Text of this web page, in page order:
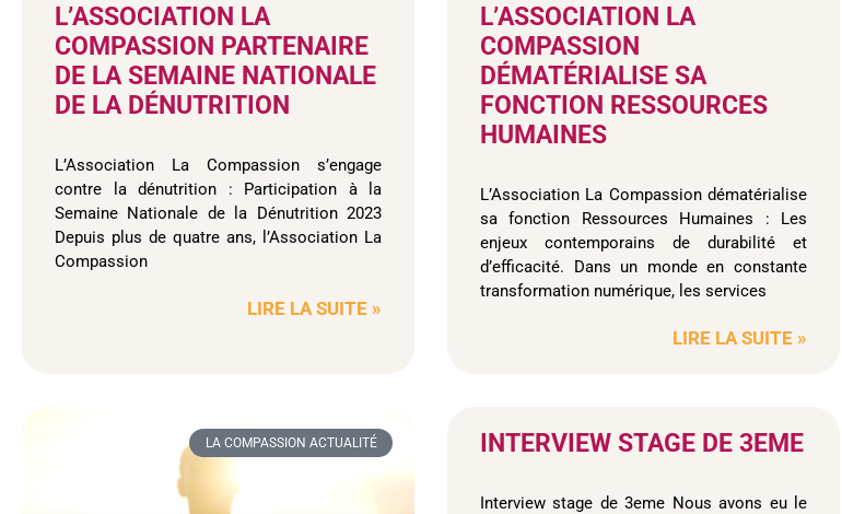
L’ASSOCIATION LA
COMPASSION PARTENAIRE
DE LA SEMAINE NATIONALE
DE LA DÉNUTRITION
L’Association La Compassion s’engage
contre la dénutrition : Participation à la
Semaine Nationale de la Dénutrition 2023
Depuis plus de quatre ans, l’Association La
Compassion
LIRE LA SUITE »
L’ASSOCIATION LA
COMPASSION
DÉMATÉRIALISE SA
FONCTION RESSOURCES
HUMAINES
L’Association La Compassion dématérialise
sa fonction Ressources Humaines : Les
enjeux contemporains de durabilité et
d’efficacité. Dans un monde en constante
transformation numérique, les services
LIRE LA SUITE »
LA COMPASSION ACTUALITÉ INTERVIEW STAGE DE 3EME
Interview stage de 3eme Nous avons eu le